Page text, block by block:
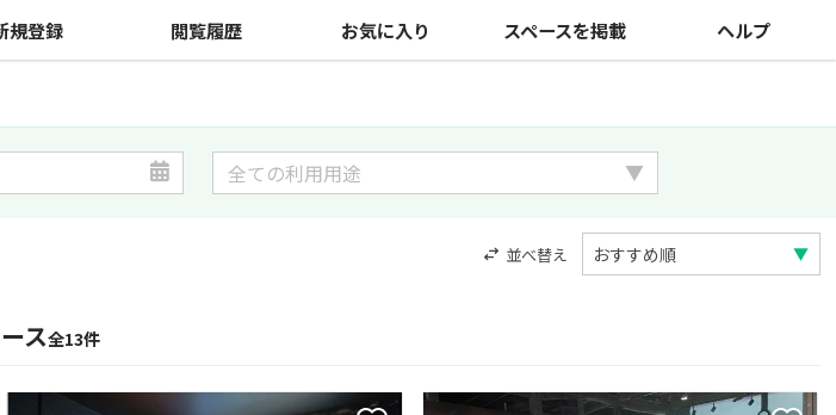
規登録 閲覧履歴 お気に入り スペースを掲載 ヘルプ
並べ替え
ス全13件